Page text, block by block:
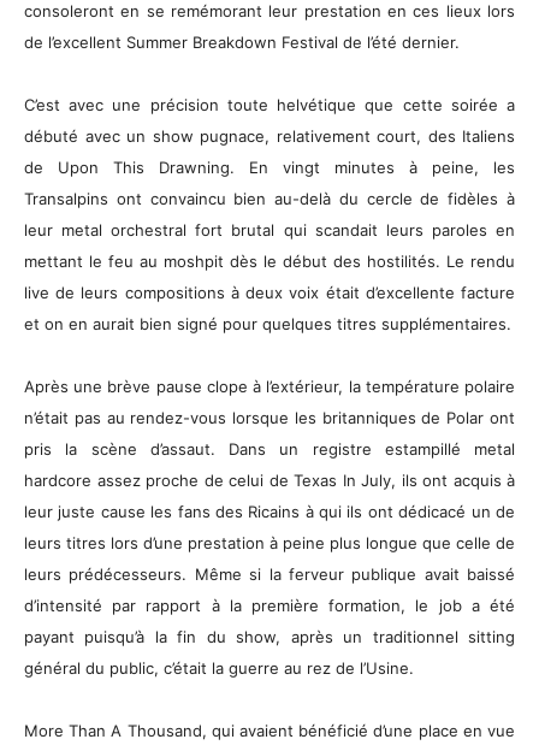
consoleront en se remémorant leur prestation en ces lieux lors
de l’excellent Summer Breakdown Festival de l’été dernier.
C’est avec une précision toute helvétique que cette soirée a
débuté avec un show pugnace, relativement court, des Italiens
de Upon This Drawning. En vingt minutes à peine, les
Transalpins ont convaincu bien au-delà du cercle de fidèles à
leur metal orchestral fort brutal qui scandait leurs paroles en
mettant le feu au moshpit dès le début des hostilités. Le rendu
live de leurs compositions à deux voix était d’excellente facture
et on en aurait bien signé pour quelques titres supplémentaires.
Après une brève pause clope à l’extérieur, la température polaire
n’était pas au rendez-vous lorsque les britanniques de Polar ont
pris la scène d’assaut. Dans un registre estampillé metal
hardcore assez proche de celui de Texas In July, ils ont acquis à
leur juste cause les fans des Ricains à qui ils ont dédicacé un de
leurs titres lors d’une prestation à peine plus longue que celle de
leurs prédécesseurs. Même si la ferveur publique avait baissé
d’intensité par rapport à la première formation, le job a été
payant puisqu’à la fin du show, après un traditionnel sitting
général du public, c’était la guerre au rez de l’Usine.
More Than A Thousand, qui avaient bénéficié d’une place en vue